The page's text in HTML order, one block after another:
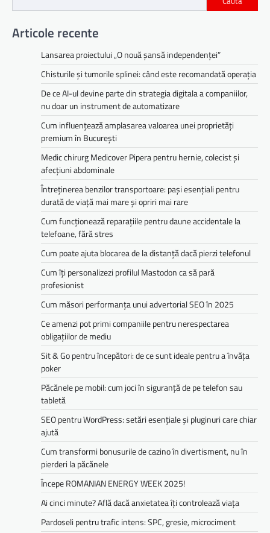
Articole recente
Lansarea proiectului „O nouă șansă independenței”
Chisturile și tumorile splinei: când este recomandată operația
De ce AI-ul devine parte din strategia digitala a companiilor,
nu doar un instrument de automatizare
Cum influențează amplasarea valoarea unei proprietăți
premium în București
Medic chirurg Medicover Pipera pentru hernie, colecist și
afecțiuni abdominale
Întreținerea benzilor transportoare: pași esențiali pentru
durată de viață mai mare și opriri mai rare
Cum funcționează reparațiile pentru daune accidentale la
telefoane, fără stres
Cum poate ajuta blocarea de la distanță dacă pierzi telefonul
Cum îți personalizezi profilul Mastodon ca să pară
profesionist
Cum măsori performanța unui advertorial SEO în 2025
Ce amenzi pot primi companiile pentru nerespectarea
obligațiilor de mediu­­
Sit & Go pentru începători: de ce sunt ideale pentru a învăța
poker
Păcănele pe mobil: cum joci în siguranță de pe telefon sau
tabletă
SEO pentru WordPress: setări esențiale și pluginuri care chiar
ajută
Cum transformi bonusurile de cazino în divertisment, nu în
pierderi la păcănele
Începe ROMANIAN ENERGY WEEK 2025!
Ai cinci minute? Află dacă anxietatea îți controlează viața
Pardoseli pentru trafic intens: SPC, gresie, microciment